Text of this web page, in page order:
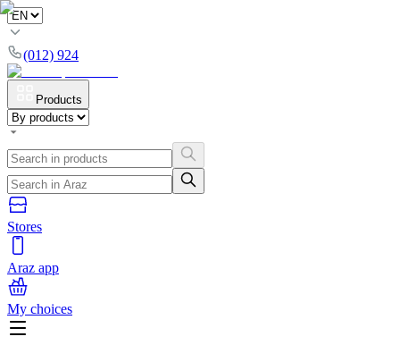
(012) 924
Products
Stores
Araz app
My choices